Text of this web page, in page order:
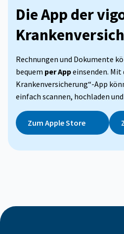
Die App der
Rechnungen und Dokumente
bequem per Appeinsenden. Mit
Krankenversicherung“-App
einfach scannen, hochladen
Zum Apple Store